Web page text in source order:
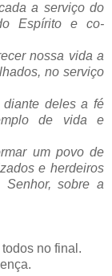
a serviço do
Espírito e co-
nossa vida a
no serviço
diante deles a fé
de vida e
um povo de
e herdeiros
sobre a
no final.